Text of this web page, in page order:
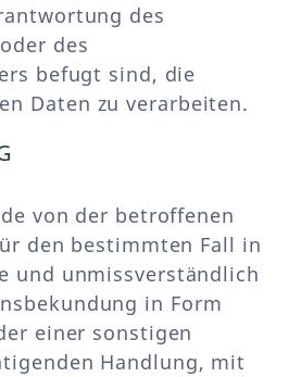
des
des
befugt sind, die
Daten zu verarbeiten.
von der betroffenen
den bestimmten Fall in
und unmissverständlich
in Form
einer sonstigen
Handlung, mit